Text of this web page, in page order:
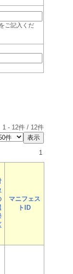
ご記入くだ
1 - 12件 / 12件
1
マニフェス
トID